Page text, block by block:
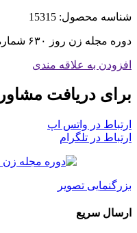
شناسه محصول: 15315
دوره مجله زن روز ۶۳۰ شماره , سال های انتشار : ۱۳۴۳ تا ۱۳۵۸
افزودن به علاقه مندی
برای دریافت
ارتباط در واتس اپ
ارتباط در تلگرام
بزرگنمایی تصویر
ارسال سریع